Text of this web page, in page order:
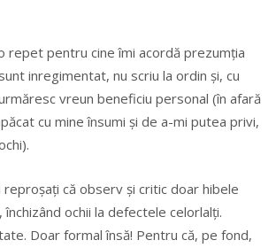
repet pentru cine îmi acordă prezumția
inregimentat, nu scriu la ordin și, cu
vreun beneficiu personal (în afară
cu mine însumi și de a-mi putea privi,
că observ și critic doar hibele
ochii la defectele celorlalți.
Doar formal însă! Pentru că, pe fond,